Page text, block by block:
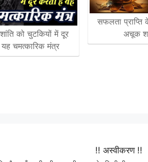
को चुटकियों में दूर
चमत्कारिक मंत्र
सफलता
अचूक
!! अस्वीकरण !!